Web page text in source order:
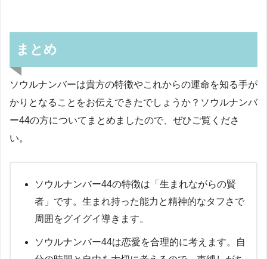
まとめ
ソウルナンバーは貴方の特徴やこれからの運命を知る手が
かりとなることをお伝えできたでしょうか？ソウルナンバ
ー44の方についてまとめましたので、ぜひご覧くださ
い。
ソウルナンバー44の特徴は「生まれながらの賢
者」です。生まれ持った能力と精神的なタフさで
周囲をグイグイ導きます。
ソウルナンバー44は恋愛を合理的に考えます。自